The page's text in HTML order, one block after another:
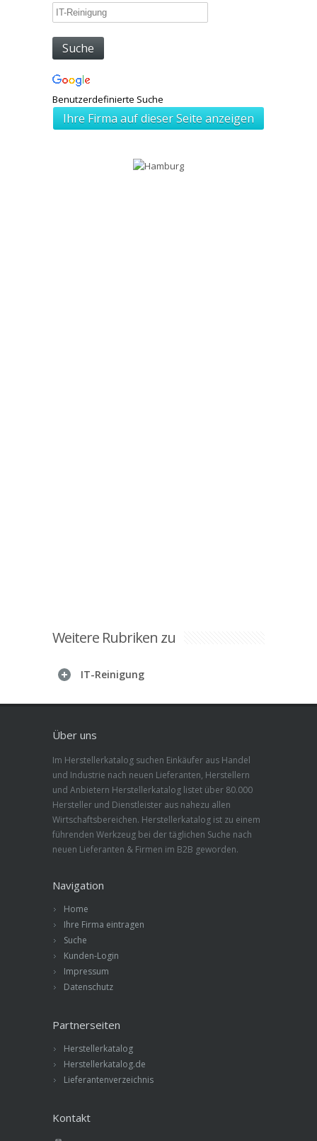
Benutzerdefinierte Suche
Ihre Firma auf dieser Seite anzeigen
Weitere Rubriken zu
IT-Reinigung
Über uns
Im Herstellerkatalog suchen Einkäufer aus Handel
und Industrie nach neuen Lieferanten, Herstellern
und Anbietern Herstellerkatalog listet über 80.000
Hersteller und Dienstleister aus nahezu allen
Wirtschaftsbereichen. Herstellerkatalog ist zu einem
führenden Werkzeug bei der täglichen Suche nach
neuen Lieferanten & Firmen im B2B geworden.
Navigation
Home
Ihre Firma eintragen
Suche
Kunden-Login
Impressum
Datenschutz
Partnerseiten
Herstellerkatalog
Herstellerkatalog.de
Lieferantenverzeichnis
Kontakt